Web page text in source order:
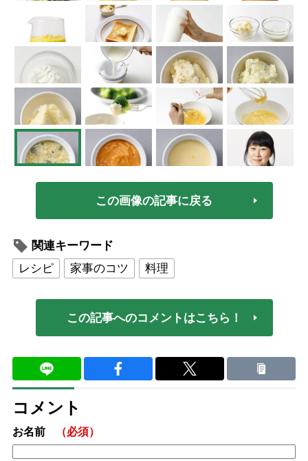
この画像の記事に戻る
関連キーワード
レシピ
家事のコツ 料理
この記事へのコメントはこちら！
コメント
お名前 （必須）